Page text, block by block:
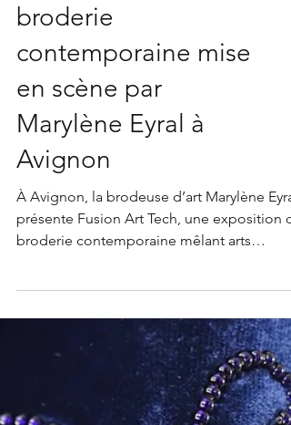
Une exposition de
broderie
contemporaine mise
en scène par
Marylène Eyral à
Avignon
broderie contemporaine mêlant arts
numériques et création textile. Entre
héritage et modernité, la broderie d’art
s’affranchit des supports traditionnels pour
explorer métal, plexiglass, céramique et